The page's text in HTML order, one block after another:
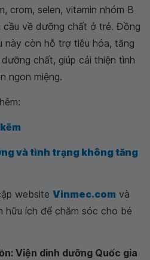
crom, selen, vitamin nhóm B
cầu về dưỡng chất ở trẻ. Đồng
này còn hỗ trợ tiêu hóa, tăng
chất, giúp cải thiện tình
ngon miệng.
và tình trạng không tăng
website Vinmec.com và
hữu ích để chăm sóc cho bé
Viện dinh dưỡng Quốc gia